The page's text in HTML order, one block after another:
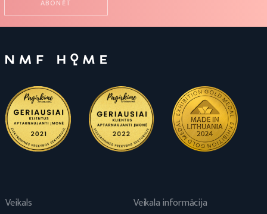
Veikals
Veikala informācija